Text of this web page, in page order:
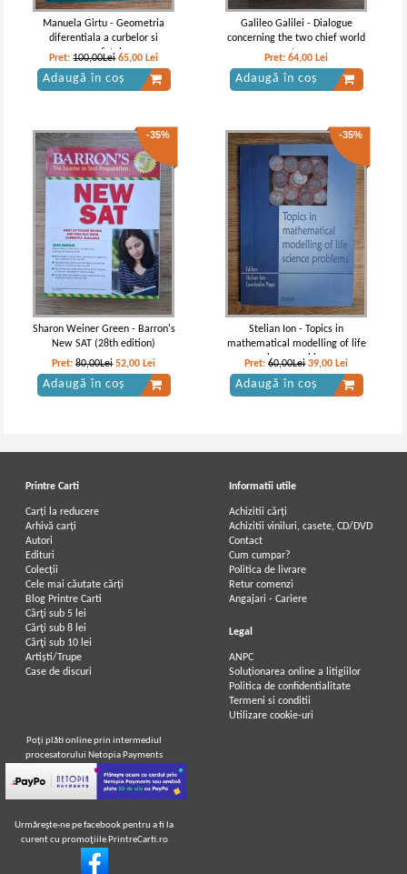
Manuela Girtu - Geometria
diferentiala a curbelor si
suprafetelor
Pret:100,00Lei 65,00 Lei
Adaugă în coș
Galileo Galilei - Dialogue
concerning the two chief world
systems
Pret:64,00 Lei
Adaugă în coș
-35%
Sharon Weiner Green - Barron's
New SAT (28th edition)
Pret:80,00Lei 52,00 Lei
Adaugă în coș
-35%
Stelian Ion - Topics in
mathematical modelling of life
science problems
Pret:60,00Lei 39,00 Lei
Adaugă în coș
Printre Carti
Carți la reducere
Arhivă carți
Autori
Edituri
Colecții
Cele mai căutate cărți
Blog Printre Carti
Cărţi sub 5 lei
Cărţi sub 8 lei
Cărţi sub 10 lei
Artiști/Trupe
Case de discuri
Informatii utile
Achizitii cărți
Achizitii viniluri, casete, CD/DVD
Contact
Cum cumpar?
Politica de livrare
Retur comenzi
Angajari - Cariere
Legal
ANPC
Soluționarea online a litigiilor
Politica de confidentialitate
Termeni si conditii
Utilizare cookie-uri
Poţi plăti online prin intermediul
procesatorului Netopia Payments
Urmăreşte-ne pe facebook pentru a fi la
curent cu promoţiile PrintreCarti.ro